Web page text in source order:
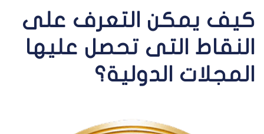
كيف يمكن التعرف على
النقاط التى تحصل عليها
المجلات الدولية؟